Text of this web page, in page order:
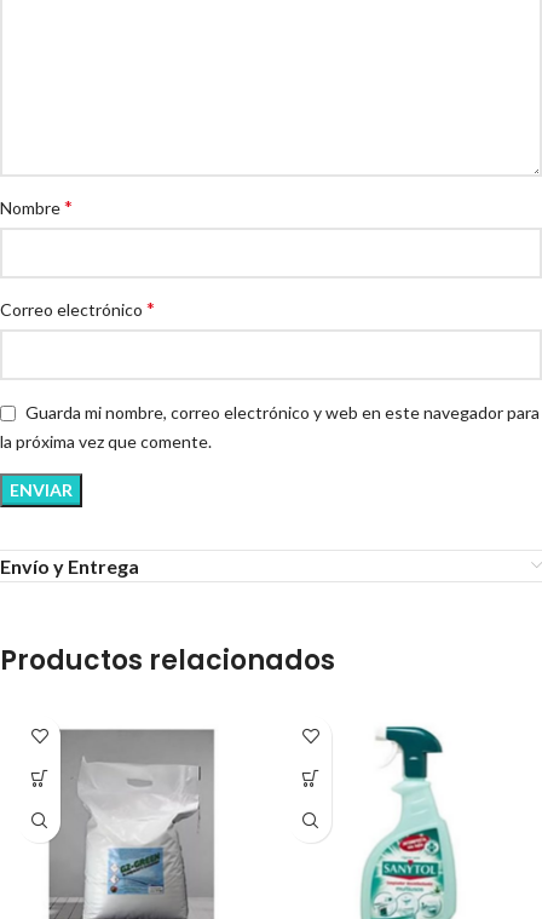
Nombre*
Correo electrónico *
Guarda mi nombre, correo electrónico y web en este navegador para
la próxima vez que comente.
Envío y Entrega
Productos relacionados